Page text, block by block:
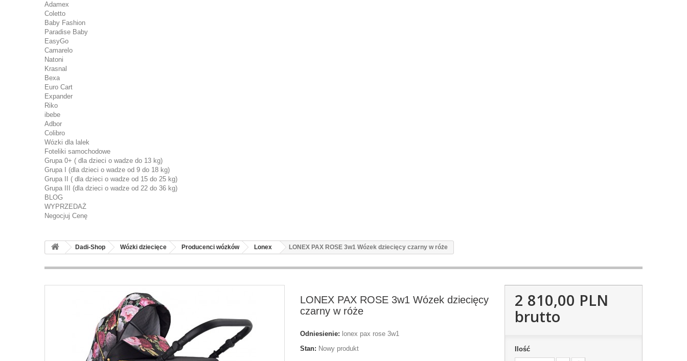
Adamex
Coletto
Baby Fashion
Paradise Baby
EasyGo
Camarelo
Natoni
Krasnal
Bexa
Euro Cart
Expander
Riko
ibebe
Adbor
Colibro
Wózki dla lalek
Foteliki samochodowe
Grupa 0+ ( dla dzieci o wadze do 13 kg)
Grupa I (dla dzieci o wadze od 9 do 18 kg)
Grupa II ( dla dzieci o wadze od 15 do 25 kg)
Grupa III (dla dzieci o wadze od 22 do 36 kg)
BLOG
WYPRZEDAŻ
Negocjuj Cenę
Dadi-Shop Wózki dziecięce Producenci wózków Lonex LONEX PAX ROSE 3w1 Wózek dziecięcy czarny w róże
LONEX PAX ROSE 3w1 Wózek dziecięcy
czarny w róże
Odniesienie: lonex pax rose 3w1
Stan: Nowy produkt
2 810,00 PLN
brutto
Ilość